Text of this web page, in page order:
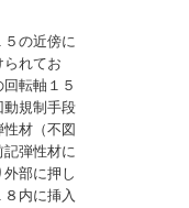
の近傍に
られてお
転軸１５
動規制手段
材（不図
弾性材に
部に押し
内に挿入